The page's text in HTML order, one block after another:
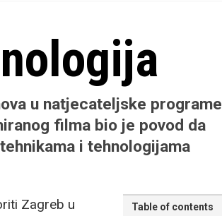
u natjecateljske programe
filma bio je povod da
i tehnologijama
Table of contents
Zagreb u